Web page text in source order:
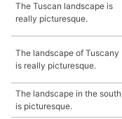
The Tuscan landscape is
really picturesque.
The landscape of Tuscany
is really picturesque.
The landscape in the south
is picturesque.